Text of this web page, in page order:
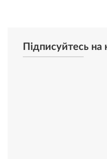
Підписуйтесь на